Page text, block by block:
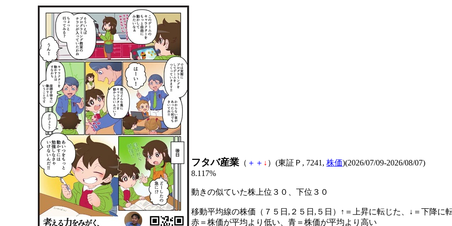
フタバ産業 （ ＋ ＋ ↓ ）(東証Ｐ, 7241, 株価)(2026/07/09-2026/08/07)
8.117%
動きの似ていた株上位３０、下位３０
移動平均線の株価（７５日,２５日,５日）↑＝上昇に転じた、↓＝下降に
赤＝株価が平均より低い、青＝株価が平均より高い